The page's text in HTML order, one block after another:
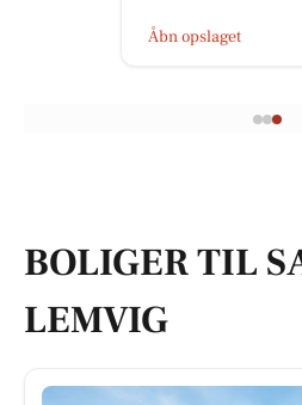
Åbn opslaget
BOLIGER TIL
LEMVIG